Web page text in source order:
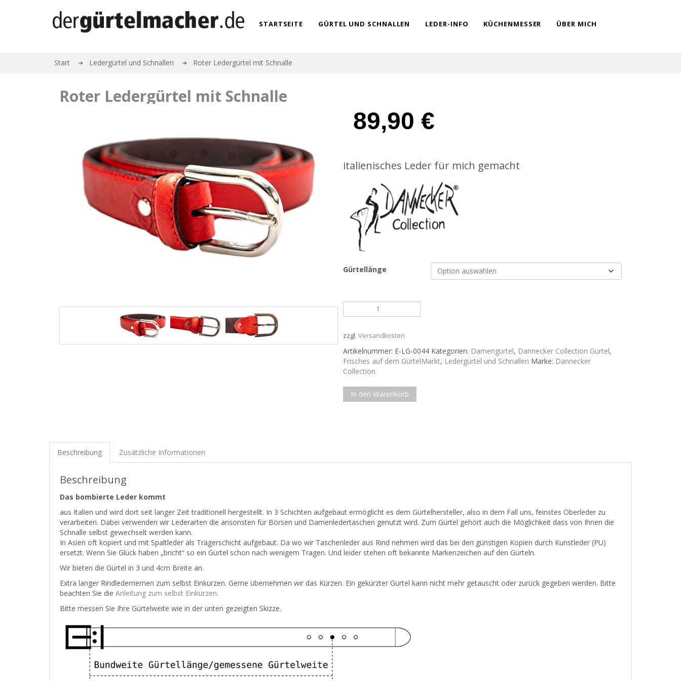
STARTSEITE GÜRTEL UND SCHNALLEN LEDER-INFO KÜCHENMESSER ÜBER MICH
Start Ledergürtel und Schnallen Roter Ledergürtel mit Schnalle
Roter Ledergürtel mit Schnalle
89,90 €
italienisches Leder für mich gemacht
Gürtellänge
Ledergürtel
Schnalle
Menge
zzgl. Versandkosten
Artikelnummer: E-LG-0044 Kategorien: Damengürtel, Dannecker Collection Gürtel,
Frisches auf dem GürtelMarkt, Ledergürtel und Schnallen Marke: Dannecker
Collection
In den Warenkorb
Beschreibung Zusätzliche Informationen
Beschreibung
Das bombierte Leder kommt
aus Italien und wird dort seit langer Zeit traditionell hergestellt. In 3 Schichten aufgebaut ermöglicht es dem Gürtelhersteller, also in dem Fall uns, feinstes Oberleder zu
verarbeiten. Dabei verwenden wir Lederarten die ansonsten für Börsen und Damenledertaschen genutzt wird. Zum Gürtel gehört auch die Möglichkeit dass von Ihnen die
Schnalle selbst gewechselt werden kann.
In Asien oft kopiert und mit Spaltleder als Trägerschicht aufgebaut. Da wo wir Taschenleder aus Rind nehmen wird das bei den günstigen Kopien durch Kunstleder (PU)
ersetzt. Wenn Sie Glück haben „bricht“ so ein Gürtel schon nach wenigem Tragen. Und leider stehen oft bekannte Markenzeichen auf den Gürteln.
Wir bieten die Gürtel in 3 und 4cm Breite an.
Extra langer Rindlederriemen zum selbst Einkürzen. Gerne übernehmen wir das Kürzen. Ein gekürzter Gürtel kann nicht mehr getauscht oder zurück gegeben werden. Bitte
beachten Sie die Anleitung zum selbst Einkürzen.
Bitte messen Sie Ihre Gürtelweite wie in der unten gezeigten Skizze.